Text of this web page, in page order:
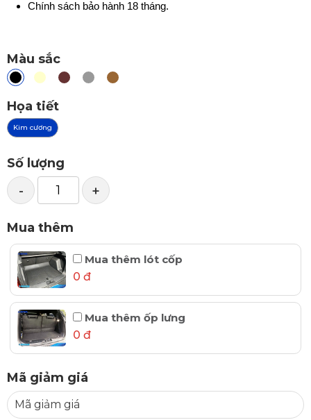
Chính sách bảo hành 18 tháng.
Màu sắc
Họa tiết
Kim cương
Số lượng
- +
Mua thêm
Mua thêm lót cốp
0 đ
Mua thêm ốp lưng
0 đ
Mã giảm giá